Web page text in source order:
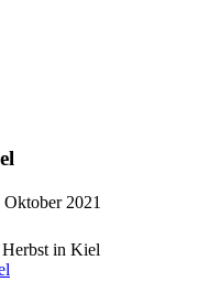
Oktober 2021
Herbst in Kiel